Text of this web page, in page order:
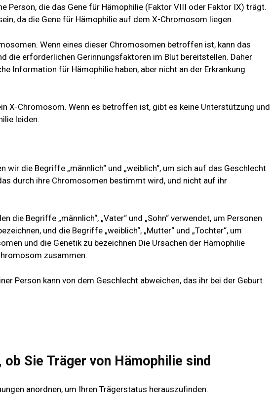
Person, die das Gene für Hämophilie (Faktor VIII oder Faktor IX) trägt.
da die Gene für Hämophilie auf dem X-Chromosom liegen.
Wenn eines dieser Chromosomen betroffen ist, kann das
die erforderlichen Gerinnungsfaktoren im Blut bereitstellen. Daher
Information für Hämophilie haben, aber nicht an der Erkrankung
X-Chromosom. Wenn es betroffen ist, gibt es keine Unterstützung und
leiden.
wir die Begriffe „männlich“ und „weiblich“, um sich auf das Geschlecht
durch ihre Chromosomen bestimmt wird, und nicht auf ihr
die Begriffe „männlich“, „Vater“ und „Sohn“ verwendet, um Personen
und die Begriffe „weiblich“, „Mutter“ und „Tochter“, um
und die Genetik zu bezeichnen Die Ursachen der Hämophilie
zusammen.
Person kann von dem Geschlecht abweichen, das ihr bei der Geburt
ob Sie Träger von Hämophilie sind
anordnen, um Ihren Trägerstatus herauszufinden.